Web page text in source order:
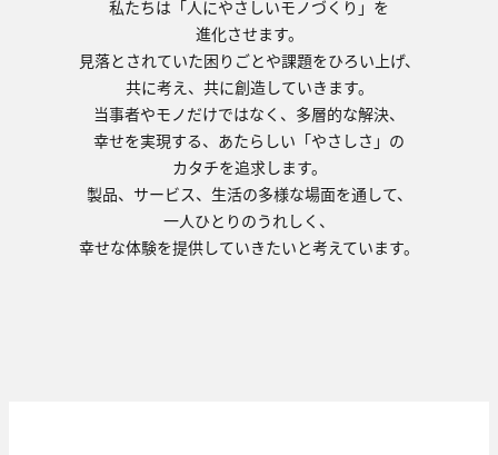
私たちは「人にやさしいモノづくり」を
進化させます。
見落とされていた困りごとや課題をひろい上げ、
共に考え、共に創造していきます。
当事者やモノだけではなく、多層的な解決、
幸せを実現する、あたらしい「やさしさ」の
カタチを追求します。
製品、サービス、生活の多様な場面を通して、
一人ひとりのうれしく、
幸せな体験を提供していきたいと考えています。